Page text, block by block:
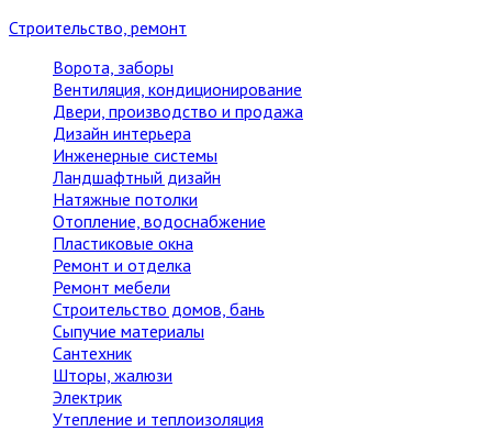
Строительство, ремонт
Ворота, заборы
Вентиляция, кондиционирование
Двери, производство и продажа
Дизайн интерьера
Инженерные системы
Ландшафтный дизайн
Натяжные потолки
Отопление, водоснабжение
Пластиковые окна
Ремонт и отделка
Ремонт мебели
Строительство домов, бань
Сыпучие материалы
Сантехник
Шторы, жалюзи
Электрик
Утепление и теплоизоляция